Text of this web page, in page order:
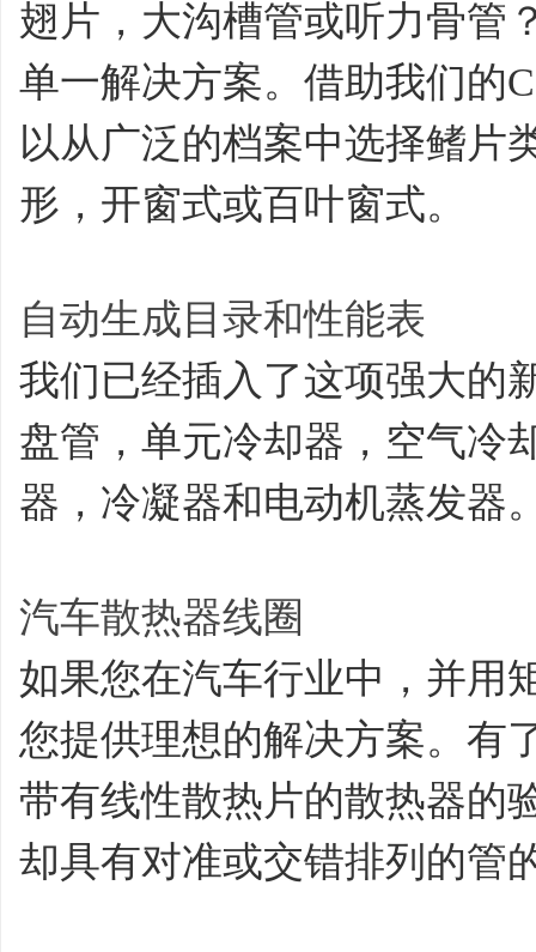
翅片，大沟槽管或听力骨管
单一解决方案。借助我们的
以从广泛的档案中选择鳍片
形，开窗式或百叶窗式。
自动生成目录和性能表
我们已经插入了这项强大的
盘管，单元冷却器，空气冷
器，冷凝器和电动机蒸发器
汽车散热器线圈
如果您在汽车行业中，并用
您提供理想的解决方案。有
带有线性散热片的散热器的
却具有对准或交错排列的管